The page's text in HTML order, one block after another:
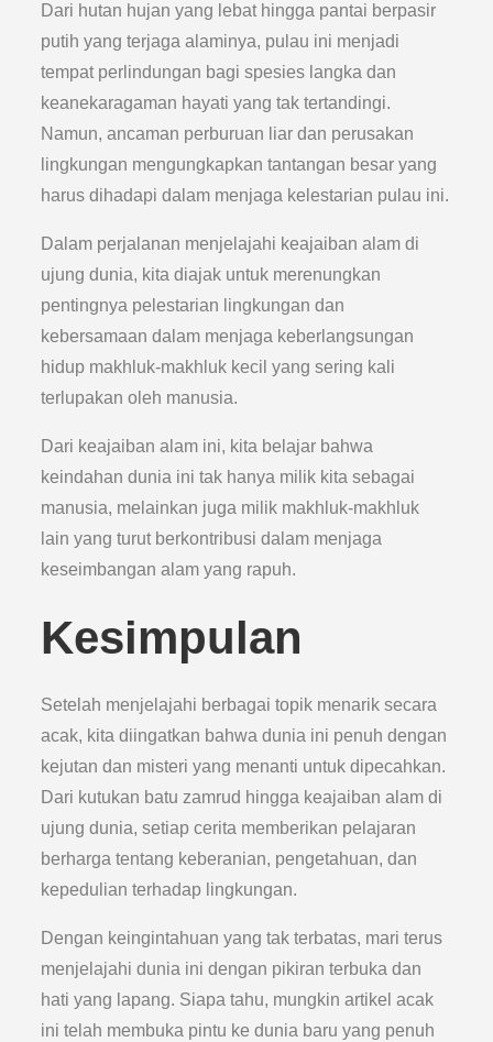
Dari hutan hujan yang lebat hingga pantai berpasir
putih yang terjaga alaminya, pulau ini menjadi
tempat perlindungan bagi spesies langka dan
keanekaragaman hayati yang tak tertandingi.
Namun, ancaman perburuan liar dan perusakan
lingkungan mengungkapkan tantangan besar yang
harus dihadapi dalam menjaga kelestarian pulau ini.
Dalam perjalanan menjelajahi keajaiban alam di
ujung dunia, kita diajak untuk merenungkan
pentingnya pelestarian lingkungan dan
kebersamaan dalam menjaga keberlangsungan
hidup makhluk-makhluk kecil yang sering kali
terlupakan oleh manusia.
Dari keajaiban alam ini, kita belajar bahwa
keindahan dunia ini tak hanya milik kita sebagai
manusia, melainkan juga milik makhluk-makhluk
lain yang turut berkontribusi dalam menjaga
keseimbangan alam yang rapuh.
Kesimpulan
Setelah menjelajahi berbagai topik menarik secara
acak, kita diingatkan bahwa dunia ini penuh dengan
kejutan dan misteri yang menanti untuk dipecahkan.
Dari kutukan batu zamrud hingga keajaiban alam di
ujung dunia, setiap cerita memberikan pelajaran
berharga tentang keberanian, pengetahuan, dan
kepedulian terhadap lingkungan.
Dengan keingintahuan yang tak terbatas, mari terus
menjelajahi dunia ini dengan pikiran terbuka dan
hati yang lapang. Siapa tahu, mungkin artikel acak
ini telah membuka pintu ke dunia baru yang penuh